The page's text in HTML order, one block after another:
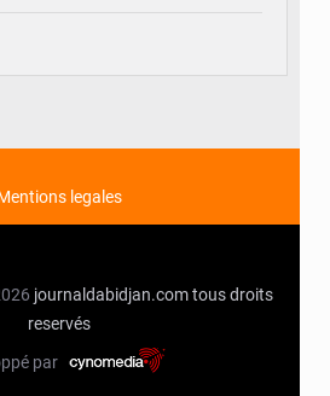
legales
journaldabidjan.com tous droits
reservés
par